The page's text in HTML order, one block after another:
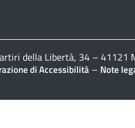
della Libertà, 34 – 41121
di Accessibilità – Note